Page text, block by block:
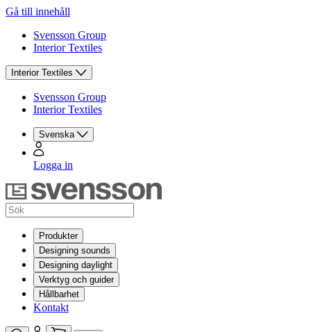
Gå till innehåll
Svensson Group
Interior Textiles
Interior Textiles
Svensson Group
Interior Textiles
Svenska
Logga in
Produkter
Designing sounds
Designing daylight
Verktyg och guider
Hållbarhet
Kontakt